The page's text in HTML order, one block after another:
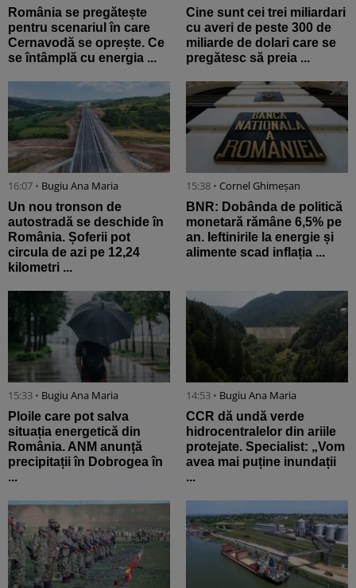
România se pregătește
pentru scenariul în care
Cernavodă se oprește. Ce
se întâmplă cu energia ...
Cine sunt cei trei miliardari
cu averi de peste 300 de
miliarde de dolari care se
pregătesc să preia ...
16:07 • Bugiu ⁠Ana Maria
Un nou tronson de
autostradă se deschide în
România. Șoferii pot
circula de azi pe 12,24
kilometri ...
15:38 • Cornel Ghimeșan
BNR: Dobânda de politică
monetară rămâne 6,5% pe
an. Ieftinirile la energie și
alimente scad inflația ...
15:33 • Bugiu ⁠Ana Maria
Ploile care pot salva
situația energetică din
România. ANM anunță
precipitații în Dobrogea în
...
14:53 • Bugiu ⁠Ana Maria
CCR dă undă verde
hidrocentralelor din ariile
protejate. Specialist: „Vom
avea mai puține inundații
...